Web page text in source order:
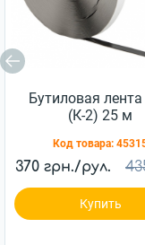
Бутиловая
(К-2) 25 м
Код товара:
370 грн./рул.
Купить